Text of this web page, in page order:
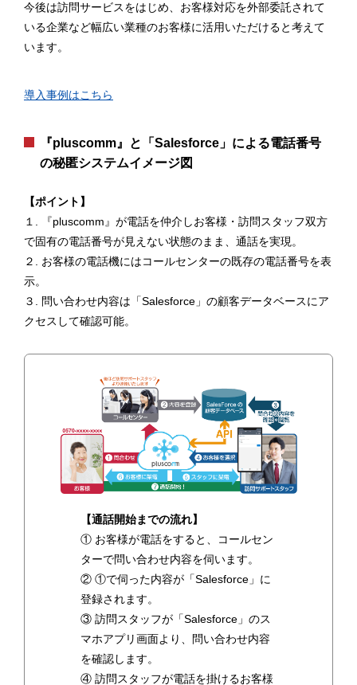
今後は訪問サービスをはじめ、お客様対応を外部委託されて
いる企業など幅広い業種のお客様に活用いただけると考えて
います。
導入事例はこちら
『pluscomm』と「Salesforce」による電話番号
の秘匿システムイメージ図
【ポイント】
１. 『pluscomm』が電話を仲介しお客様・訪問スタッフ双方
で固有の電話番号が見えない状態のまま、通話を実現。
２. お客様の電話機にはコールセンターの既存の電話番号を表
示。
３. 問い合わせ内容は「Salesforce」の顧客データベースにア
クセスして確認可能。
【通話開始までの流れ】
① お客様が電話をすると、コールセン
ターで問い合わせ内容を伺います。
② ①で伺った内容が「Salesforce」に
登録されます。
③ 訪問スタッフが「Salesforce」のス
マホアプリ画面より、問い合わせ内容
を確認します。
④ 訪問スタッフが電話を掛けるお客様